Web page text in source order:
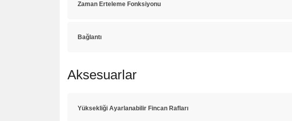
Zaman Erteleme Fonksiyonu
Bağlantı
Aksesuarlar
Yüksekliği Ayarlanabilir Fincan Rafları